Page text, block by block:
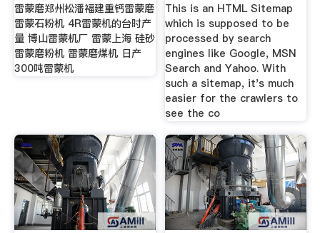
雷蒙磨郑州松潘褔建重钙雷蒙磨
雷蒙石粉机 4R雷蒙机的台时产
量 博山雷蒙机厂 雷蒙上海 硅砂
雷蒙磨粉机 雷蒙磨煤机 日产
300吨雷蒙机
This is an HTML Sitemap
which is supposed to be
processed by search
engines like Google, MSN
Search and Yahoo. With
such a sitemap, it's much
easier for the crawlers to
see the co